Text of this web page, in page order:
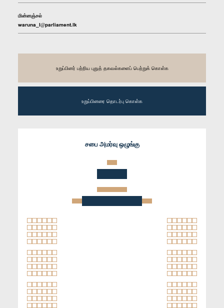
மின்னஞ்சல்
waruna_l@parliament.lk
உறுப்பினர் பற்றிய புதுத் தகவல்களைப் பெற்றுக் கொள்க
உறுப்பினரை தொடர்பு கொள்க
சபை அமர்வு ஒழுங்கு